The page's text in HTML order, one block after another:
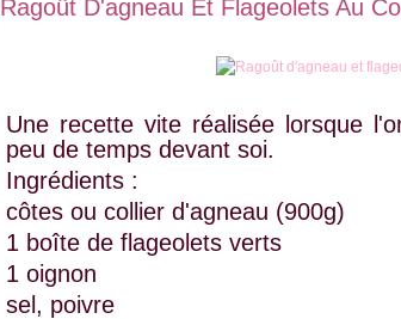
Ragoût D'agneau Et Flageolets Au
Une recette vite réalisée lorsque
peu de temps devant soi.
Ingrédients :
côtes ou collier d'agneau (900g)
1 boîte de flageolets verts
1 oignon
sel, poivre